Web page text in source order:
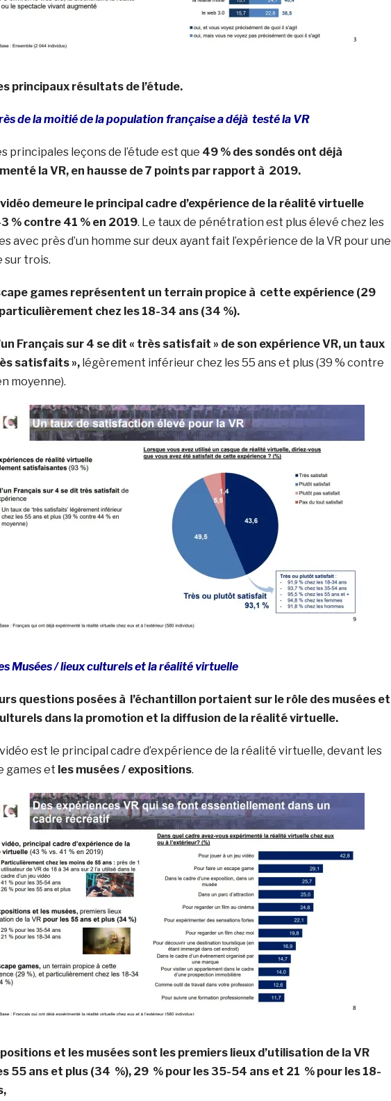
principaux résultats de l’étude.
de la moitié de la population française a déjà testé la VR
principales leçons de l’étude est que 49 % des sondés ont déjà
la VR, en hausse de 7 points par rapport à 2019.
demeure le principal cadre d’expérience de la réalité virtuelle
% contre 41 % en 2019. Le taux de pénétration est plus élevé chez les
avec près d’un homme sur deux ayant fait l’expérience de la VR pour une
sur trois.
games représentent un terrain propice à cette expérience (29
chez les 18-34 ans (34 %).
Français sur 4 se dit « très satisfait » de son expérience VR, un taux
satisfaits »,légèrement inférieur chez les 55 ans et plus (39 % contre
moyenne).
Musées / lieux culturels et la réalité virtuelle
questions posées à l’échantillon portaient sur le rôle des musées et
dans la promotion et la diffusion de la réalité virtuelle.
est le principal cadre d’expérience de la réalité virtuelle, devant les
games et les musées / expositions.
et les musées sont les premiers lieux d’utilisation de la VR
55 ans et plus (34 %), 29 % pour les 35-54 ans et 21 % pour les 18-